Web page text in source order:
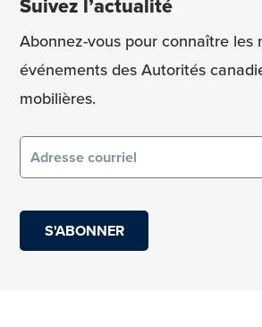
Abonnez-vous pour connaître les
événements des Autorités
mobilières.
Courriel
(obligatoire)